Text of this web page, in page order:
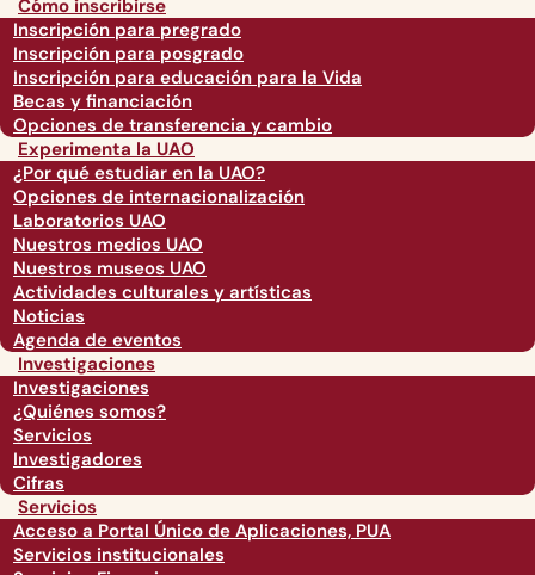
Cómo inscribirse
Inscripción para pregrado
Inscripción para posgrado
Inscripción para educación para la Vida
Becas y financiación
Opciones de transferencia y cambio
Experimenta la UAO
¿Por qué estudiar en la UAO?
Opciones de internacionalización
Laboratorios UAO
Nuestros medios UAO
Nuestros museos UAO
Actividades culturales y artísticas
Noticias
Agenda de eventos
Investigaciones
Investigaciones
¿Quiénes somos?
Servicios
Investigadores
Cifras
Servicios
Acceso a Portal Único de Aplicaciones, PUA
Servicios institucionales